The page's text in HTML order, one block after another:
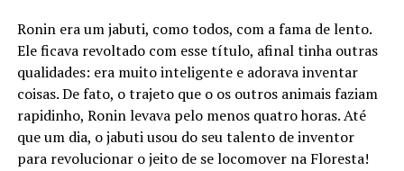
Ronin era um jabuti, como todos, com a fama de lento.
Ele ficava revoltado com esse título, afinal tinha outras
qualidades: era muito inteligente e adorava inventar
coisas. De fato, o trajeto que o os outros animais faziam
rapidinho, Ronin levava pelo menos quatro horas. Até
que um dia, o jabuti usou do seu talento de inventor
para revolucionar o jeito de se locomover na Floresta!